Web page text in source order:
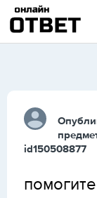
id150508877